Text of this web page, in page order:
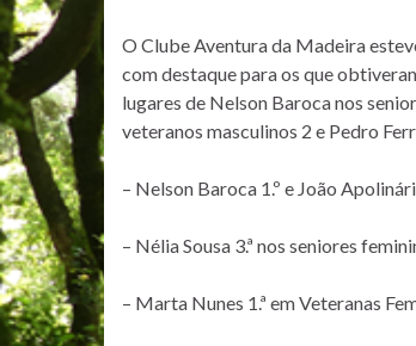
O Clube Aventura da Madeira
com destaque para os que
lugares de Nelson Baroca nos
veteranos masculinos 2 e Pedro
– Nelson Baroca 1.º e João
– Nélia Sousa 3.ª nos seniores
– Marta Nunes 1.ª em Veteranas